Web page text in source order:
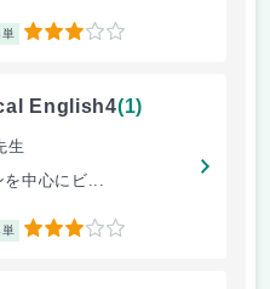
3
English4(1)
生
を中心にビ...
3